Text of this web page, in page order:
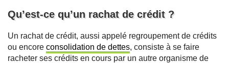
Qu’est-ce qu’un rachat de crédit ?
Un rachat de crédit, aussi appelé regroupement de crédits
ou encore consolidation de dettes, consiste à se faire
racheter ses crédits en cours par un autre organisme de